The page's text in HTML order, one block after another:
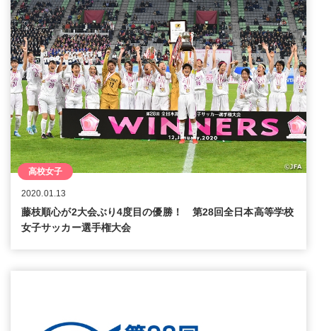
高校女子
2020.01.13
藤枝順心が2大会ぶり4度目の優勝！ 第28回全日本高等学校
女子サッカー選手権大会